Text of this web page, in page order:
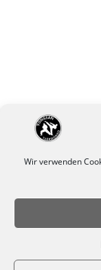
Wir verwenden